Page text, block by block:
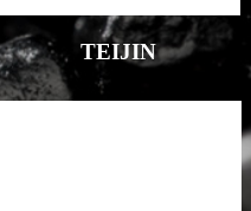
TEIJIN